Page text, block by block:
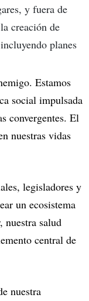
y fuera de
creación de
planes
Estamos
social impulsada
convergentes. El
nuestras vidas
legisladores y
un ecosistema
nuestra salud
central de
nuestra